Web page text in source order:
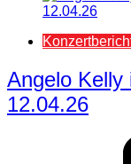
Angelo Kelly
12.04.26